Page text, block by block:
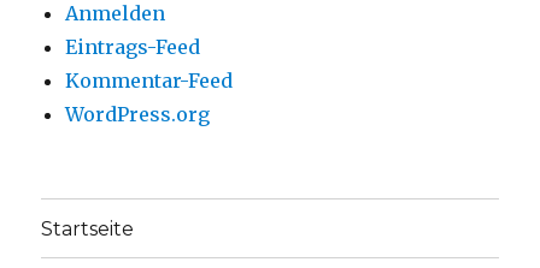
Anmelden
Eintrags-Feed
Kommentar-Feed
WordPress.org
Startseite